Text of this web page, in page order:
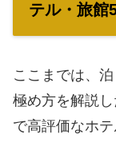
テル・旅館
ここまでは、
極め方を解説
で高評価なホ